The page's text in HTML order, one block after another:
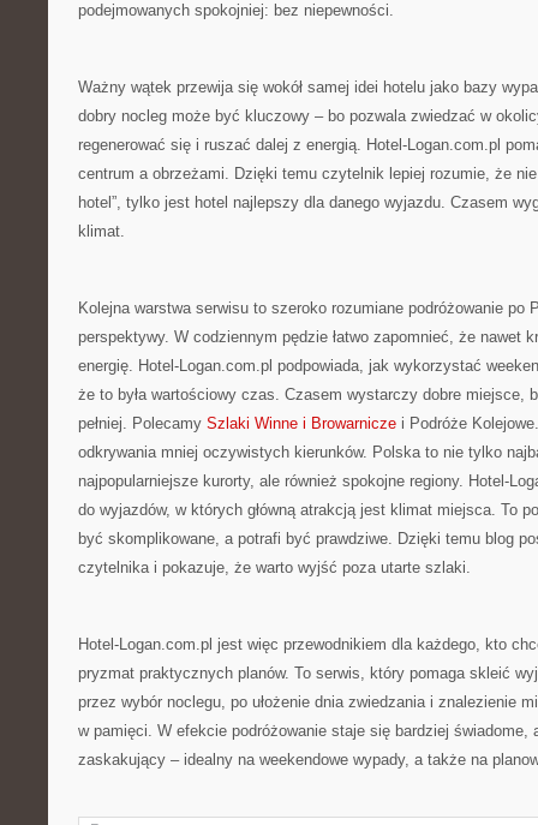
podejmowanych spokojniej: bez niepewności.
Ważny wątek przewija się wokół samej idei hotelu jako bazy
dobry nocleg może być kluczowy – bo pozwala zwiedzać w
regenerować się i ruszać dalej z energią. Hotel-Logan.com.pl
centrum a obrzeżami. Dzięki temu czytelnik lepiej rozumie, że
hotel”, tylko jest hotel najlepszy dla danego wyjazdu. Czasem
klimat.
Kolejna warstwa serwisu to szeroko rozumiane podróżowanie po
perspektywy. W codziennym pędzie łatwo zapomnieć, że nawet
energię. Hotel-Logan.com.pl podpowiada, jak wykorzystać
że to była wartościowy czas. Czasem wystarczy dobre miejsce,
pełniej. Polecamy Szlaki Winne i Browarnicze i Podróże
odkrywania mniej oczywistych kierunków. Polska to nie tylko
najpopularniejsze kurorty, ale również spokojne regiony. Hotel-
do wyjazdów, w których główną atrakcją jest klimat miejsca. To
być skomplikowane, a potrafi być prawdziwe. Dzięki temu blog
czytelnika i pokazuje, że warto wyjść poza utarte szlaki.
Hotel-Logan.com.pl jest więc przewodnikiem dla każdego, kto
pryzmat praktycznych planów. To serwis, który pomaga skleić
przez wybór noclegu, po ułożenie dnia zwiedzania i znalezienie
w pamięci. W efekcie podróżowanie staje się bardziej świadome,
zaskakujący – idealny na weekendowe wypady, a także na